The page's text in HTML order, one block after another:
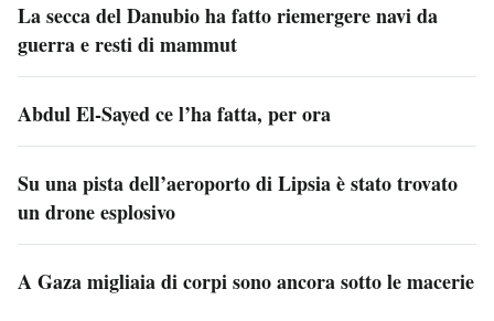
La secca del Danubio ha fatto riemergere navi da
guerra e resti di mammut
Abdul El-Sayed ce l’ha fatta, per ora
Su una pista dell’aeroporto di Lipsia è stato trovato
un drone esplosivo
A Gaza migliaia di corpi sono ancora sotto le macerie